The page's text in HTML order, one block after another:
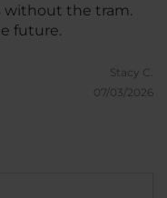
without the tram.
future.
Stacy C.
07/03/2026